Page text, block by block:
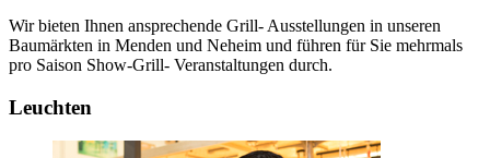
Wir bieten Ihnen ansprechende Grill- Ausstellungen in unseren
Baumärkten in Menden und Neheim und führen für Sie mehrmals
pro Saison Show-Grill- Veranstaltungen durch.
Leuchten